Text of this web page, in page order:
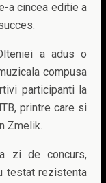
a cincea editie a
a adus o
compusa
participanti la
printre care si
Zmelik.
zi de concurs,
testat rezistenta